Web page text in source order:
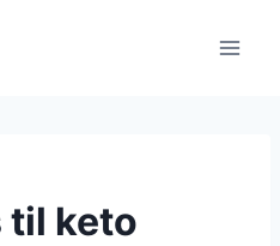
til keto